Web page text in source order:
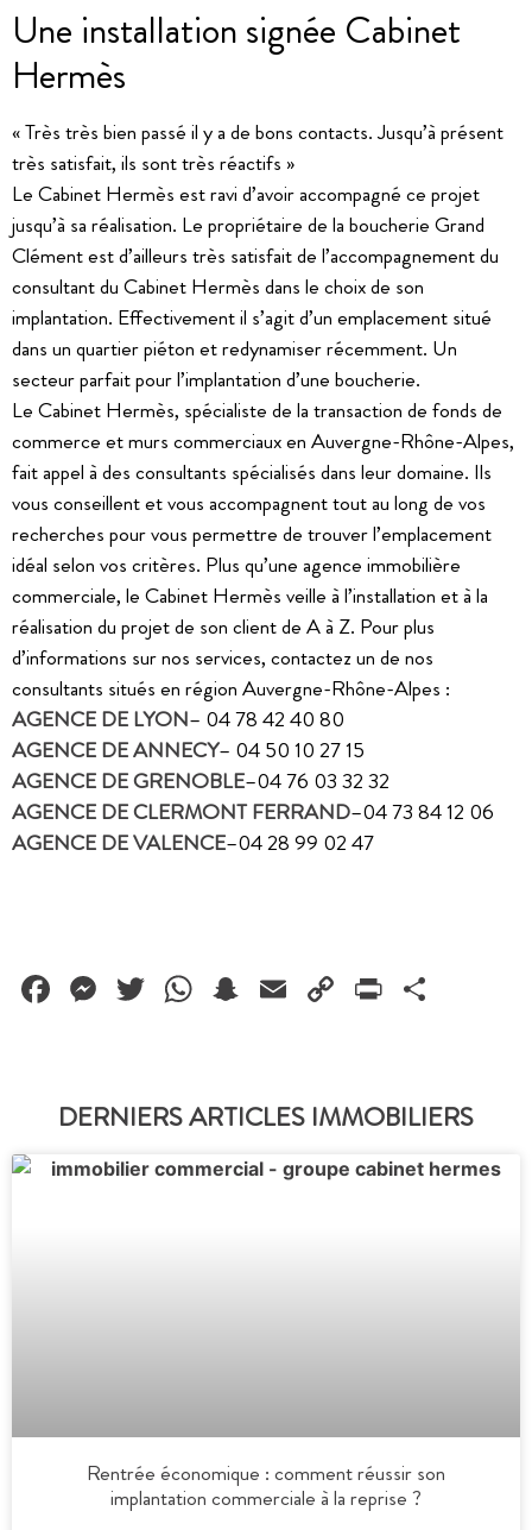
Une installation signée Cabinet
Hermès
« Très très bien passé il y a de bons contacts. Jusqu’à présent
très satisfait, ils sont très réactifs »
Le Cabinet Hermès est ravi d’avoir accompagné ce projet
jusqu’à sa réalisation. Le propriétaire de la boucherie Grand
Clément est d’ailleurs très satisfait de l’accompagnement du
consultant du Cabinet Hermès dans le choix de son
implantation. Effectivement il s’agit d’un emplacement situé
dans un quartier piéton et redynamiser récemment. Un
secteur parfait pour l’implantation d’une boucherie.
Le Cabinet Hermès, spécialiste de la transaction de fonds de
commerce et murs commerciaux en Auvergne-Rhône-Alpes,
fait appel à des consultants spécialisés dans leur domaine. Ils
vous conseillent et vous accompagnent tout au long de vos
recherches pour vous permettre de trouver l’emplacement
idéal selon vos critères. Plus qu’une agence immobilière
commerciale, le Cabinet Hermès veille à l’installation et à la
réalisation du projet de son client de A à Z. Pour plus
d’informations sur nos services, contactez un de nos
consultants situés en région Auvergne-Rhône-Alpes :
AGENCE DE LYON– 04 78 42 40 80
AGENCE DE ANNECY– 04 50 10 27 15
AGENCE DE GRENOBLE–04 76 03 32 32
AGENCE DE CLERMONT FERRAND–04 73 84 12 06
AGENCE DE VALENCE–04 28 99 02 47
Facebook
Messenger
TwitterWhatsApp
Snapchat
EmailCopy
DERNIERS ARTICLES IMMOBILIERS
Rentrée économique : comment réussir son
implantation commerciale à la reprise ?